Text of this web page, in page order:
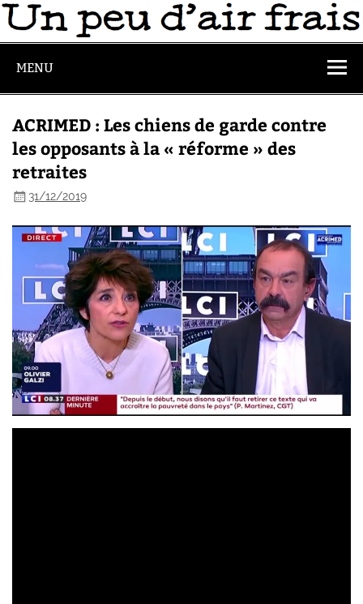
MENU
ACRIMED : Les chiens de garde contre
les opposants à la « réforme » des
retraites
31/12/2019